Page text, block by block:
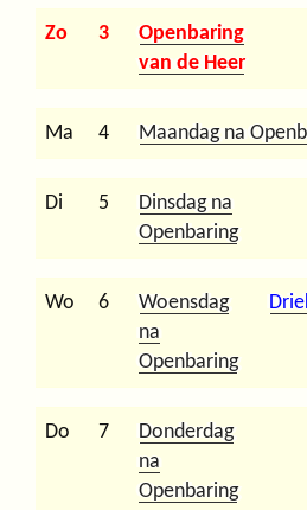
Zo 3
Openbaring
van de Heer
Ma 4 Maandag na
Di 5
Dinsdag na
Openbaring
Wo 6
Woensdag
na
Openbaring
Do 7
Donderdag
na
Openbaring